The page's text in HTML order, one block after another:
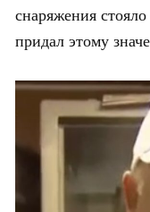
снаряжения
придал этому